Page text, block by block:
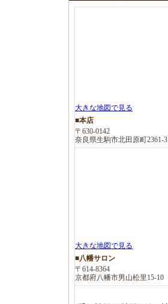
大きな地図で見る
■本店
〒630-0142
奈良県生駒市北田原町2361-3
大きな地図で見る
■八幡サロン
〒614-8364
京都府八幡市男山松里15-10